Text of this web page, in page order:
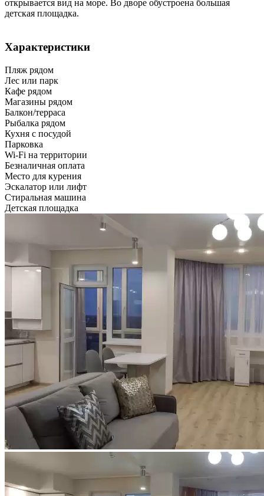
открывается вид на море. Во дворе обустроена большая
детская площадка.
Характеристики
Пляж рядом
Лес или парк
Кафе рядом
Магазины рядом
Балкон/терраса
Рыбалка рядом
Кухня с посудой
Парковка
Wi-Fi на территории
Безналичная оплата
Место для курения
Эскалатор или лифт
Стиральная машина
Детская площадка